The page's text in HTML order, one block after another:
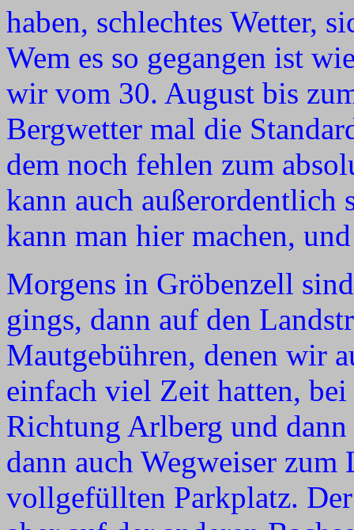
haben, schlechtes Wetter,
Wem es so gegangen ist
wir vom 30. August bis
Bergwetter mal die
dem noch fehlen zum
kann auch außerordentlich
kann man hier machen,
Morgens in Gröbenzell
gings, dann auf den
Mautgebühren, denen wir
einfach viel Zeit hatten,
Richtung Arlberg und dann
dann auch Wegweiser
vollgefüllten Parkplatz.